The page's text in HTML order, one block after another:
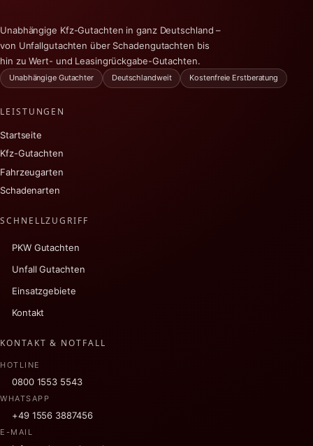
Unabhängige Kfz-Gutachten in ganz Deutschland –
von Unfallgutachten über Schadengutachten bis
hin zu Wert- und Leasingrückgabe-Gutachten.
Unabhängige Gutachter Deutschlandweit Kostenfreie Erstberatung
LEISTUNGEN
Startseite
Kfz-Gutachten
Fahrzeugarten
Schadenarten
SCHNELLZUGRIFF
PKW Gutachten
Unfall Gutachten
Einsatzgebiete
Kontakt
KONTAKT & NOTFALL
HOTLINE
0800 1553 5543
WHATSAPP
+49 1556 3887456
E-MAIL